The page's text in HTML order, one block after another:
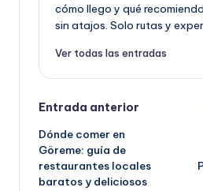
cómo llego y qué
sin atajos. Solo rutas y
Ver todas las entradas
Navegación
de
entradas
Entrada anterior
Dónde comer en
Göreme: guía de
restaurantes locales
baratos y deliciosos